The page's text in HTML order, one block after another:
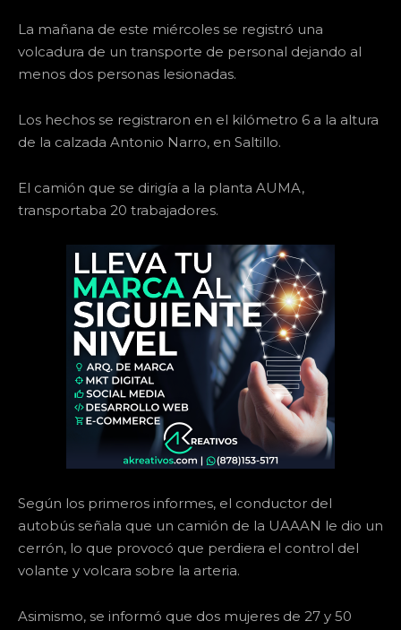
La mañana de este miércoles se registró una
volcadura de un transporte de personal dejando al
menos dos personas lesionadas.
Los hechos se registraron en el kilómetro 6 a la altura
de la calzada Antonio Narro, en Saltillo.
El camión que se dirigía a la planta AUMA,
transportaba 20 trabajadores.
Según los primeros informes, el conductor del
autobús señala que un camión de la UAAAN le dio un
cerrón, lo que provocó que perdiera el control del
volante y volcara sobre la arteria.
Asimismo, se informó que dos mujeres de 27 y 50